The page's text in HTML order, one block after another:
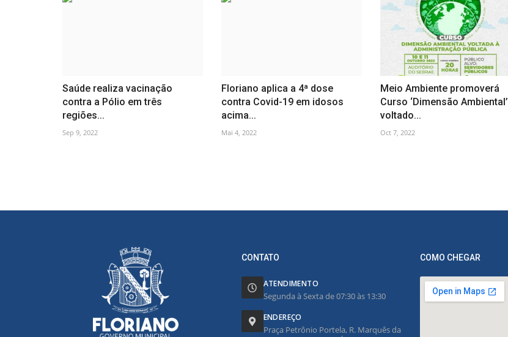
Saúde realiza vacinação
contra a Pólio em três
regiões...
Sep 9, 2022
Floriano aplica a 4ª dose
contra Covid-19 em idosos
acima...
Mai 4, 2022
Meio Ambiente promoverá
Curso ‘Dimensão Ambiental’
voltado...
Oct 7, 2022
CONTATO
ATENDIMENTO
Segunda à Sexta de 07:30 às 13:30
ENDEREÇO
Praça Petrônio Portela, R. Marquês da
COMO CHEGAR